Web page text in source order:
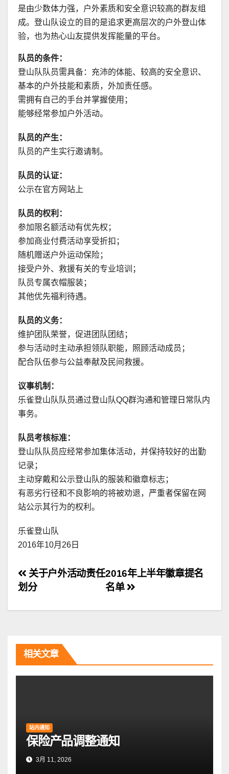
是由少数体力强，户外素质和安全意识较高的群友组
成。登山队设立的目的是追求更高层次的户外登山体
验，也为热心山友提供发挥能量的平台。
队员的条件：
登山队队员需具备：充沛的体能、较高的安全意识、
基本的户外技能和素质，外加责任感。
需拥有自己的手台并掌握使用；
能够经常参加户外活动。
队员的产生：
队员的产生实行邀请制。
队员的认证：
公示在官方网站上
队员的权利：
参加限名额活动有优先权；
参加商业付费活动享受折扣；
随机赠送户外运动保险；
接受户外、救援有关的专业培训；
队员专属衣帽服装；
其他优先福利待遇。
队员的义务：
维护团队荣誉，促进团队团结；
参与活动时主动承担领队职能，照顾活动成员；
配合队伍参与公益奉献及民间救援。
议事机制：
乐雀登山队队员通过登山队QQ群沟通和管理日常队内
事务。
队员考核标准：
登山队队员应经常参加集体活动，并保持较好的出勤
记录；
主动穿戴和公示登山队的服装和徽章标志；
有恶劣行径和不良影响的将被劝退，严重者保留在网
站公示其行为的权利。
乐雀登山队
2016年10月26日
文
章
航
2016年上半年徽章提名
名单
关于户外活动责任
划分
相关文章
站内通知
保险产品调整通知
3月 11, 2026